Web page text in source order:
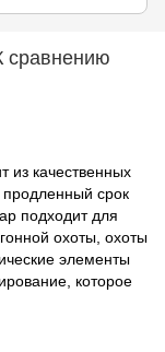
сравнению
из качественных
срок
подходит для
охоты, охоты
элементы
которое